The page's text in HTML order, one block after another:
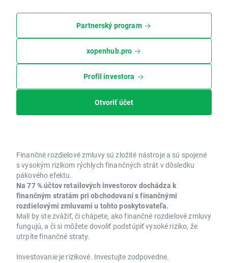
Partnerský program
xopenhub.pro
Profil investora
Otvoriť účet
Finančné rozdielové zmluvy sú zložité nástroje a sú spojené
s vysokým rizikom rýchlych finančných strát v dôsledku
pákového efektu.
Na 77 % účtov retailových investorov dochádza k
finančným stratám pri obchodovaní s finančnými
rozdielovými zmluvami u tohto poskytovateľa.
Mali by ste zvážiť, či chápete, ako finančné rozdielové zmluvy
fungujú, a či si môžete dovoliť podstúpiť vysoké riziko, že
utrpíte finančné straty.
Investovanie je rizikové. Investujte zodpovedne.